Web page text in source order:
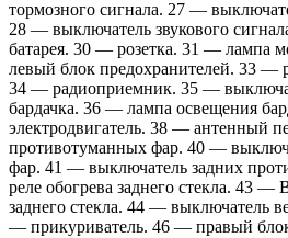
тормозного сигнала. 27 —
28 — выключатель звукового
батарея. 30 — розетка. 31 — лампа
левый блок предохранителей. 33 —
34 — радиоприемник. 35 —
бардачка. 36 — лампа освещения
электродвигатель. 38 — антенный
противотуманных фар. 40 —
фар. 41 — выключатель задних
реле обогрева заднего стекла. 43 —
заднего стекла. 44 — выключатель
— прикуриватель. 46 — правый